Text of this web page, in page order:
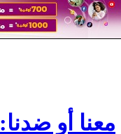
معنا أو